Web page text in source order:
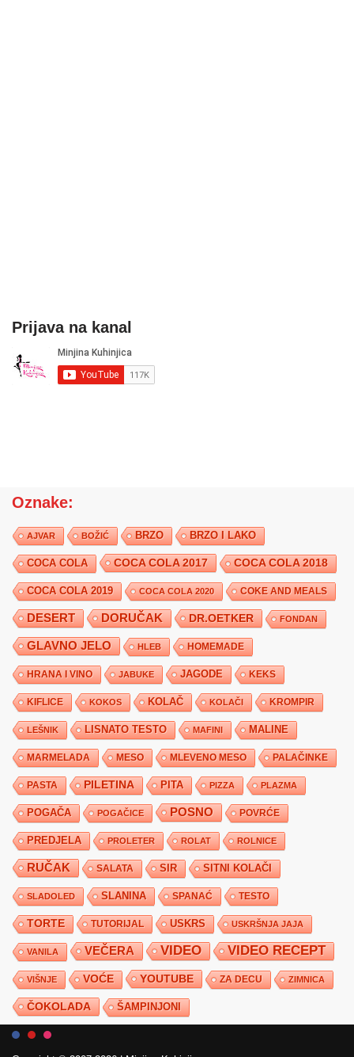
Prijava na kanal
Oznake:
AJVAR BOŽIĆ BRZO BRZO I LAKO
COCA COLA COCA COLA 2017 COCA COLA 2018
COCA COLA 2019 COCA COLA 2020 COKE AND MEALS
DESERT DORUČAK DR.OETKER FONDAN
GLAVNO JELO HLEB HOMEMADE
HRANA I VINO JABUKE JAGODE KEKS
KIFLICE KOKOS KOLAČ KOLAČI KROMPIR
LEŠNIK LISNATO TESTO MAFINI MALINE
MARMELADA MESO MLEVENO MESO PALAČINKE
PASTA PILETINA PITA PIZZA PLAZMA
POGAČA POGAČICE POSNO POVRĆE
PREDJELA PROLETER ROLAT ROLNICE
RUČAK SALATA SIR SITNI KOLAČI
SLADOLED SLANINA SPANAĆ TESTO
TORTE TUTORIJAL USKRS USKRŠNJA JAJA
VANILA VEČERA VIDEO VIDEO RECEPT
VIŠNJE VOĆE YOUTUBE ZA DECU ZIMNICA
ČOKOLADA ŠAMPINJONI